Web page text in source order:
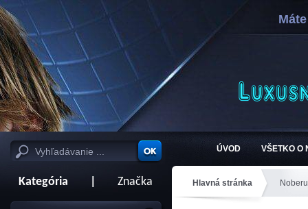
ÚVOD VŠETKO O
Kategória Značka Hlavná stránka Noberu